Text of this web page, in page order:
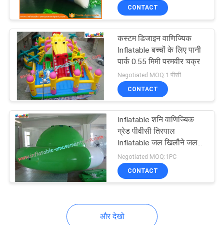
CONTACT
कस्टम डिजाइन वाणिज्यिक
Inflatable बच्चों के लिए पानी
पार्क 0.55 मिमी परमवीर चक्र
Negotiated MOQ:1 पीसी
CONTACT
Inflatable शनि वाणिज्यिक
ग्रेड पीवीसी तिरपाल
Inflatable जल खिलौने जल
पार्क में प्रयुक्त
Negotiated MOQ:1PC
CONTACT
और देखो